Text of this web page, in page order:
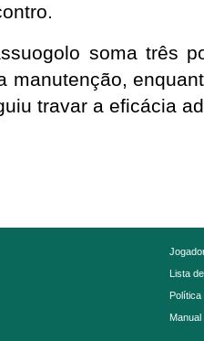
soma três
manutenção,
travar a eficácia
Lista
Política